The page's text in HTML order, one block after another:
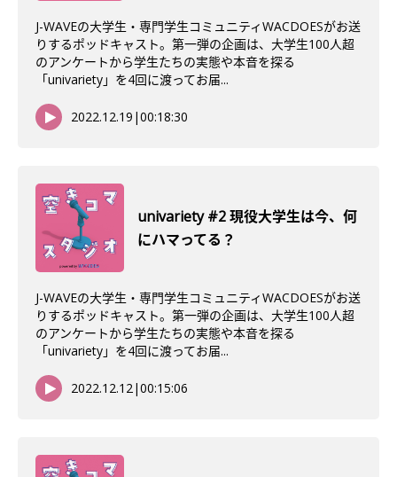
J-WAVEの大学生・専門学生コミュニティWACDOESがお送
りするポッドキャスト。第一弾の企画は、大学生100人超
のアンケートから学生たちの実態や本音を探る
「univariety」を4回に渡ってお届...
2022.12.19 |00:18:30
univariety #2 現役大学生は今、何
にハマってる？
J-WAVEの大学生・専門学生コミュニティWACDOESがお送
りするポッドキャスト。第一弾の企画は、大学生100人超
のアンケートから学生たちの実態や本音を探る
「univariety」を4回に渡ってお届...
2022.12.12|00:15:06